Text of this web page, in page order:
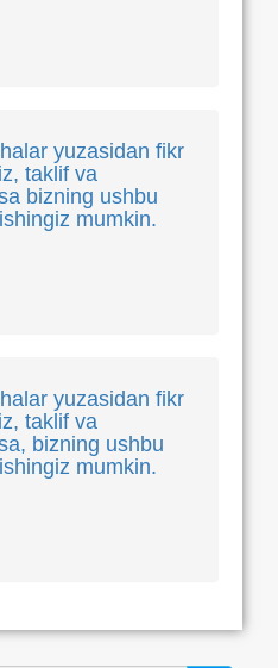
yuzasidan fikr
taklif va
bizning ushbu
mumkin.
yuzasidan fikr
taklif va
bizning ushbu
mumkin.